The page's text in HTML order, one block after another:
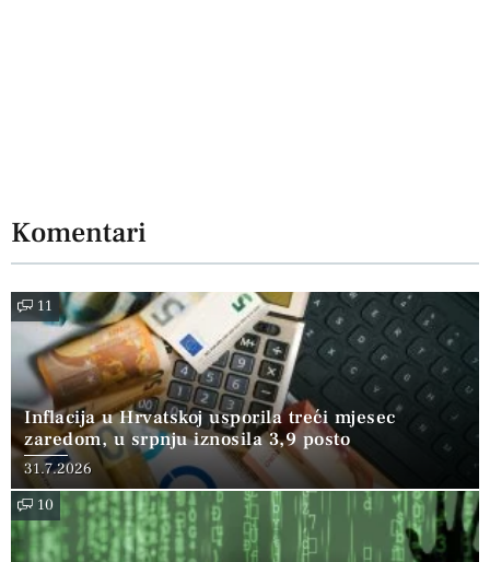
Komentari
11
Inflacija u Hrvatskoj usporila treći mjesec
zaredom, u srpnju iznosila 3,9 posto
31.7.2026
10